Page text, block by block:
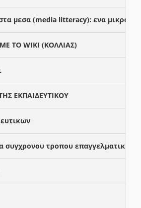
μεσα (media litteracy): ενα μικρο
ΤΟ WIKI (ΚΟΛΛΙΑΣ)
ΕΚΠΑΙΔΕΥΤΙΚΟΥ
συγχρονου τροπου επαγγελματικης